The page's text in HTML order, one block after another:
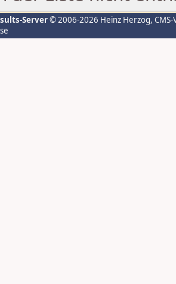
Server© 2006-2026 Heinz Herzog,